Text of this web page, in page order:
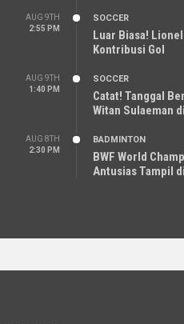
AUG 9TH
2:55 PM
SOCCER
Luar Biasa!
Kontribusi Gol
AUG 9TH
1:40 PM
SOCCER
Catat! Tanggal
Witan Sulaeman
AUG 8TH
2:30 PM
BADMINTON
BWF World
Antusias Tampil